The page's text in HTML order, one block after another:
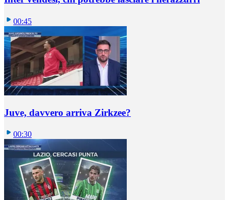
00:45
Juve, davvero arriva Zirkzee?
00:30